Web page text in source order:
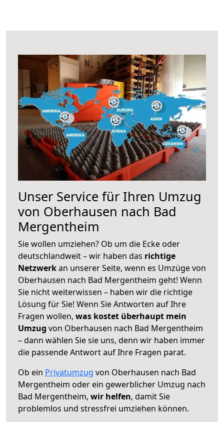
Unser Service für Ihren Umzug
von Oberhausen nach Bad
Mergentheim
Sie wollen umziehen? Ob um die Ecke oder
deutschlandweit – wir haben das richtige
Netzwerkan unserer Seite, wenn es Umzüge von
Oberhausen nach Bad Mergentheim geht! Wenn
Sie nicht weiterwissen – haben wir die richtige
Lösung für Sie! Wenn Sie Antworten auf Ihre
Fragen wollen, was kostet überhaupt mein
Umzug von Oberhausen nach Bad Mergentheim
– dann wählen Sie sie uns, denn wir haben immer
die passende Antwort auf Ihre Fragen parat.
Ob ein Privatumzug von Oberhausen nach Bad
Mergentheim oder ein gewerblicher Umzug nach
Bad Mergentheim, wir helfen, damit Sie
problemlos und stressfrei umziehen können.